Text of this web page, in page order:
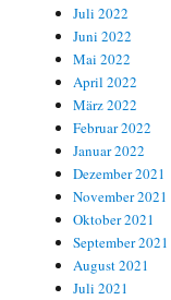
– Rückbau derzeit
Juli 2022
Juni 2022
Mai 2022
April 2022
März 2022
Februar 2022
Januar 2022
Dezember 2021
November 2021
Oktober 2021
September 2021
August 2021
Juli 2021